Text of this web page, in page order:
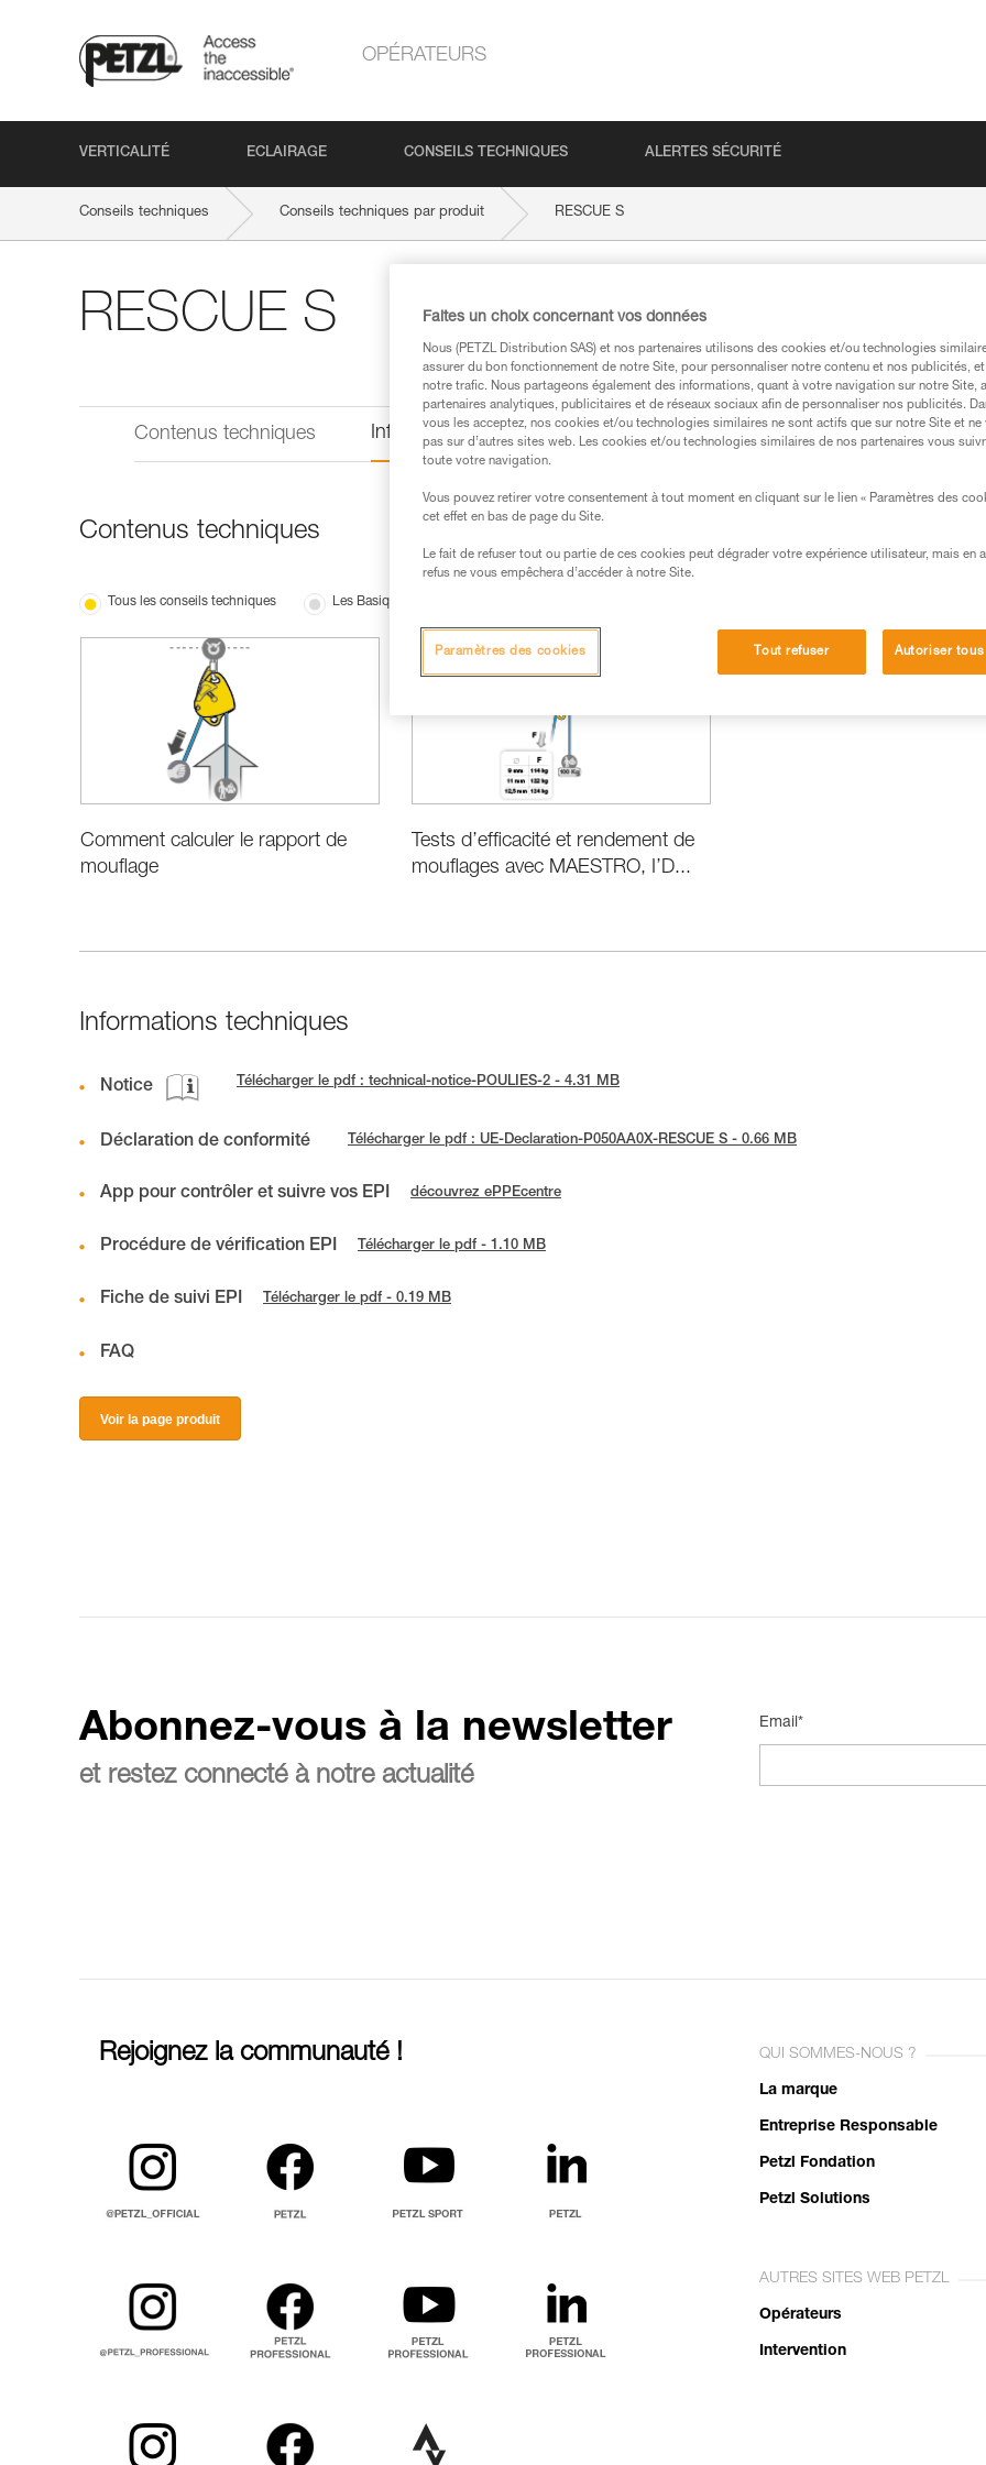
OPÉRATEURS
VERTICALITÉ ECLAIRAGE CONSEILS TECHNIQUES ALERTES SÉCURITÉ
Conseils techniques Conseils techniques par produit RESCUE S
RESCUE S
Contenus techniques Informations techniques
Contenus techniques
Tous les conseils techniques Les Basiques
Comment calculer le rapport de
mouflage
Tests d’efficacité et rendement de
mouflages avec MAESTRO, I’D...
Informations techniques
Notice Télécharger le pdf : technical-notice-POULIES-2 - 4.31 MB
Déclaration de conformité Télécharger le pdf : UE-Declaration-P050AA0X-RESCUE S - 0.66 MB
App pour contrôler et suivre vos EPI découvrez ePPEcentre
Procédure de vérification EPI Télécharger le pdf - 1.10 MB
Fiche de suivi EPI Télécharger le pdf - 0.19 MB
FAQ
Voir la page produit
Abonnez-vous à la newsletter
et restez connecté à notre actualité
Email*
Rejoignez la communauté ! QUI SOMMES-NOUS ?
La marque
Entreprise Responsable
Petzl Fondation
Petzl Solutions
AUTRES SITES WEB PETZL
Opérateurs
Intervention
Faites un choix concernant vos données
Nous (PETZL Distribution SAS) et nos partenaires utilisons des cookies et/ou technologies
assurer du bon fonctionnement de notre Site, pour personnaliser notre contenu et nos publicités,
notre trafic. Nous partageons également des informations, quant à votre navigation sur notre Site,
partenaires analytiques, publicitaires et de réseaux sociaux afin de personnaliser nos publicités.
vous les acceptez, nos cookies et/ou technologies similaires ne sont actifs que sur notre Site et ne
pas sur d’autres sites web. Les cookies et/ou technologies similaires de nos partenaires vous
toute votre navigation.
Vous pouvez retirer votre consentement à tout moment en cliquant sur le lien « Paramètres des
cet effet en bas de page du Site.
Le fait de refuser tout ou partie de ces cookies peut dégrader votre expérience utilisateur, mais en
refus ne vous empêchera d’accéder à notre Site.
Tout refuser Autoriser
Paramètres des cookies